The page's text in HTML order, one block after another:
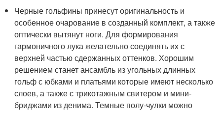
Черные гольфины принесут оригинальность и
особенное очарование в созданный комплект, а также
оптически вытянут ноги. Для формирования
гармоничного лука желательно соединять их с
верхней частью сдержанных оттенков. Хорошим
решением станет ансамбль из угольных длинных
гольф с юбками и платьями которые имеют несколько
слоев, а также с трикотажным свитером и мини-
бриджами из денима. Темные полу-чулки можно